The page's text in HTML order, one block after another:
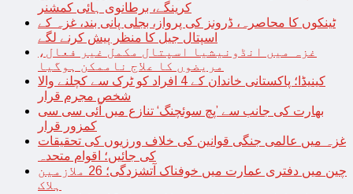
کرینگے، برطانوی ہائی کمشنر
ٹینکوں کا محاصرہ، ڈرونز کی پرواز، بجلی پانی بند، غزہ کے
اسپتال جیل کا منظر پیش کرنے لگے
غزہ میں انڈونیشیا اسپتال مکمل غیر فعال،
مریضوں کا علاج ناممکن ہوگیا
کینیڈا؛ پاکستانی خاندان کے 4 افراد کو ٹرک سے کچلنے والا
شخص مجرم قرار
بھارت کی جانب سے ’پچ سوئچنگ‘ تنازع میں آئی سی سی
کمزور قرار
غزہ میں عالمی جنگی قوانین کی خلاف ورزیوں کی تحقیقات
کی جائیں؛ اقوام متحدہ
چین میں دفتری عمارت میں خوفناک آتشزدگی؛ 26 ملازمین
ہلاک